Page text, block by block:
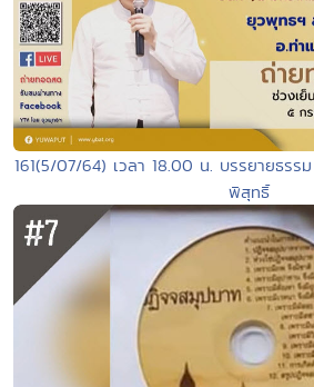
161(5/07/64) เวลา 18.00 น. บรรยายธรร
พิสุทธิ์